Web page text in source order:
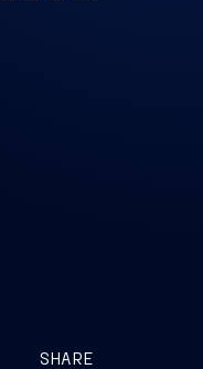
SHARE